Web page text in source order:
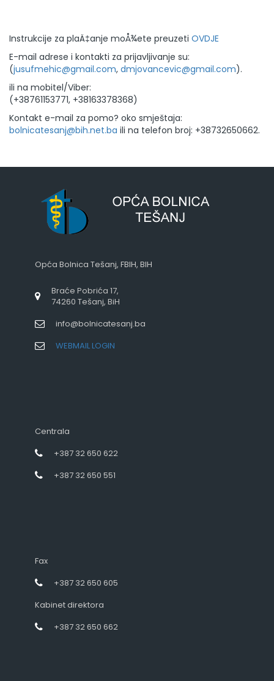
Instrukcije za plaÄ‡anje moÅ¾ete preuzeti OVDJE
E-mail adrese i kontakti za prijavljivanje su:
(jusufmehic@gmail.com, dmjovancevic@gmail.com).
ili na mobitel/Viber:
(+38761153771, +38163378368)
Kontakt e-mail za pomo? oko smještaja:
bolnicatesanj@bih.net.ba ili na telefon broj: +38732650662.
Opća Bolnica Tešanj, FBIH, BIH
Braće Pobrića 17,
74260 Tešanj, BiH
info@bolnicatesanj.ba
WEBMAIL LOGIN
Centrala
+387 32 650 622
+387 32 650 551
Fax
+387 32 650 605
Kabinet direktora
+387 32 650 662